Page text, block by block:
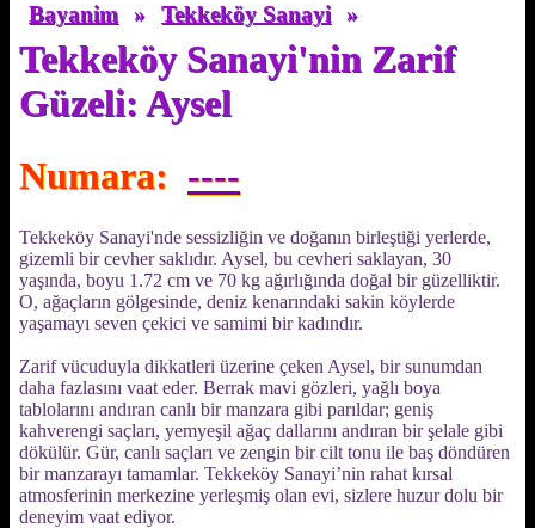
Bayanim » Tekkeköy Sanayi »
Tekkeköy Sanayi'nin Zarif
Güzeli: Aysel
Numara: ----
Tekkeköy Sanayi'nde sessizliğin ve doğanın birleştiği yerlerde,
gizemli bir cevher saklıdır. Aysel, bu cevheri saklayan, 30
yaşında, boyu 1.72 cm ve 70 kg ağırlığında doğal bir güzelliktir.
O, ağaçların gölgesinde, deniz kenarındaki sakin köylerde
yaşamayı seven çekici ve samimi bir kadındır.
Zarif vücuduyla dikkatleri üzerine çeken Aysel, bir sunumdan
daha fazlasını vaat eder. Berrak mavi gözleri, yağlı boya
tablolarını andıran canlı bir manzara gibi parıldar; geniş
kahverengi saçları, yemyeşil ağaç dallarını andıran bir şelale gibi
dökülür. Gür, canlı saçları ve zengin bir cilt tonu ile baş döndüren
bir manzarayı tamamlar. Tekkeköy Sanayi’nin rahat kırsal
atmosferinin merkezine yerleşmiş olan evi, sizlere huzur dolu bir
deneyim vaat ediyor.